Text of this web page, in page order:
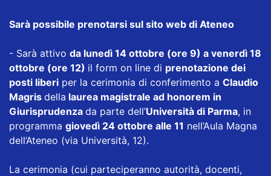
Sarà possibile prenotarsi sul sito web di Ateneo
- Sarà attivo da lunedì 14 ottobre (ore 9) a venerdì 18
ottobre (ore 12) il form on line di prenotazione dei
posti liberi per la cerimonia di conferimento a Claudio
Magris della laurea magistrale ad honorem in
Giurisprudenza da parte dell’Università di Parma, in
programma giovedì 24 ottobre alle 11 nell’Aula Magna
dell’Ateneo (via Università, 12).
La cerimonia (cui parteciperanno autorità, docenti,